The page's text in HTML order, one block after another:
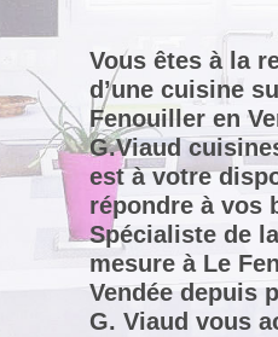
Vous êtes à la
d’une cuisine
Fenouiller en
G.Viaud
est à votre
répondre à vos
Spécialiste de
mesure à Le
Vendée depuis
G. Viaud vous